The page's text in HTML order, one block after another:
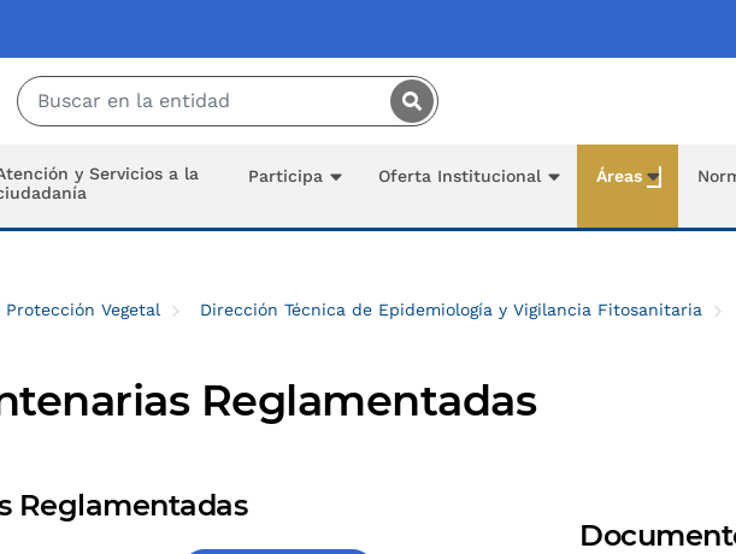
y Servicios a la
Participa Oferta Institucional Áreas
Vegetal Dirección Técnica de Epidemiología y Vigilancia Fitosanitaria
Reglamentadas
Reglamentadas